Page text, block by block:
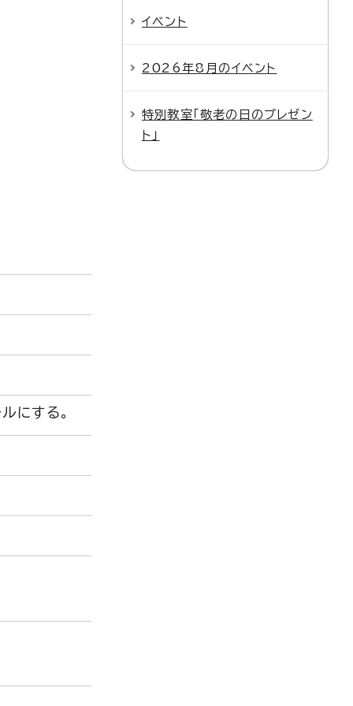
にする。
イベント
2026年8月のイベント
特別教室「敬老の日のプレゼン
ト」